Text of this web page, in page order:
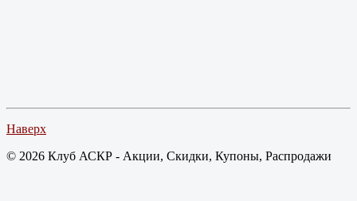
Наверх
© 2026 Клуб АСКР - Акции, Скидки, Купоны, Распродажи